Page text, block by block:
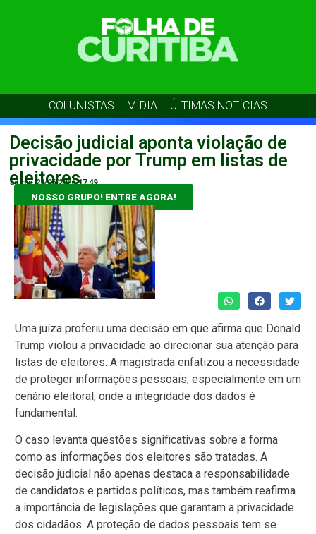
COLUNISTAS MÍDIA ÚLTIMAS NOTÍCIAS
Decisão judicial aponta violação de
privacidade por Trump em listas de
eleitores
admin 22/06/2026 17:49
NOSSO GRUPO! ENTRE AGORA!
Uma juíza proferiu uma decisão em que afirma que Donald
Trump violou a privacidade ao direcionar sua atenção para
listas de eleitores. A magistrada enfatizou a necessidade
de proteger informações pessoais, especialmente em um
cenário eleitoral, onde a integridade dos dados é
fundamental.
O caso levanta questões significativas sobre a forma
como as informações dos eleitores são tratadas. A
decisão judicial não apenas destaca a responsabilidade
de candidatos e partidos políticos, mas também reafirma
a importância de legislações que garantam a privacidade
dos cidadãos. A proteção de dados pessoais tem se